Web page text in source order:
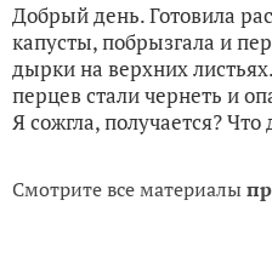
Добрый день. Готовила
капусты, побрызгала и
дырки на верхних
перцев стали чернеть и
Я сожгла, получается? Что
Смотрите все материалы